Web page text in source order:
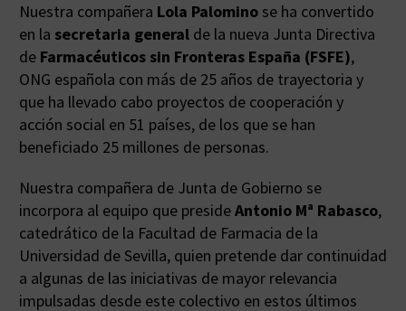
Nuestra compañera Lola Palomino se ha convertido
en la secretaria general de la nueva Junta Directiva
de Farmacéuticos sin Fronteras España (FSFE),
ONG española con más de 25 años de trayectoria y
que ha llevado cabo proyectos de cooperación y
acción social en 51 países, de los que se han
beneficiado 25 millones de personas.
Nuestra compañera de Junta de Gobierno se
incorpora al equipo que presideAntonio Mª Rabasco,
catedrático de la Facultad de Farmacia de la
Universidad de Sevilla, quien pretende dar continuidad
a algunas de las iniciativas de mayor relevancia
impulsadas desde este colectivo en estos últimos